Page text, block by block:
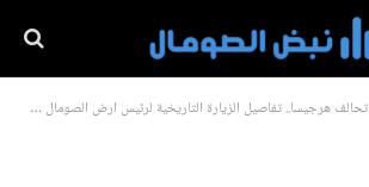
تحالف هرجيسا.. تفاصيل الزيارة التاريخية لرئيس أرض الصومال إلى تل أبيب